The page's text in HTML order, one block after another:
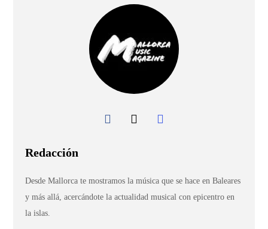
Redacción
Desde Mallorca te mostramos la música que se hace en Baleares
y más allá, acercándote la actualidad musical con epicentro en
la islas.